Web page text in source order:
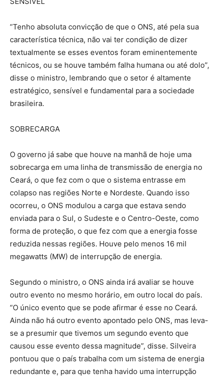
“Tenho absoluta convicção de que o ONS, até pela sua
característica técnica, não vai ter condição de dizer
textualmente se esses eventos foram eminentemente
técnicos, ou se houve também falha humana ou até dolo”,
disse o ministro, lembrando que o setor é altamente
estratégico, sensível e fundamental para a sociedade
brasileira.
SOBRECARGA
O governo já sabe que houve na manhã de hoje uma
sobrecarga em uma linha de transmissão de energia no
Ceará, o que fez com o que o sistema entrasse em
colapso nas regiões Norte e Nordeste. Quando isso
ocorreu, o ONS modulou a carga que estava sendo
enviada para o Sul, o Sudeste e o Centro-Oeste, como
forma de proteção, o que fez com que a energia fosse
reduzida nessas regiões. Houve pelo menos 16 mil
megawatts (MW) de interrupção de energia.
Segundo o ministro, o ONS ainda irá avaliar se houve
outro evento no mesmo horário, em outro local do país.
“O único evento que se pode afirmar é esse no Ceará.
Ainda não há outro evento apontado pelo ONS, mas leva-
se a presumir que tivemos um segundo evento que
causou esse evento dessa magnitude”, disse. Silveira
pontuou que o país trabalha com um sistema de energia
redundante e, para que tenha havido uma interrupção